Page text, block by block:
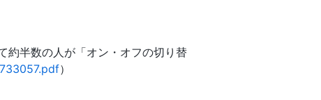
約半数の人が「オン・オフの切り替
）